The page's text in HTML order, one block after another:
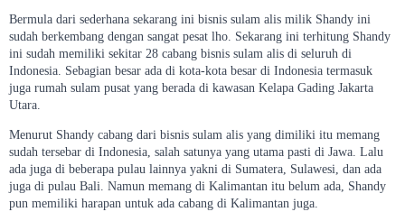
Bermula dari sederhana sekarang ini bisnis sulam alis milik Shandy ini
sudah berkembang dengan sangat pesat lho. Sekarang ini terhitung Shandy
ini sudah memiliki sekitar 28 cabang bisnis sulam alis di seluruh di
Indonesia. Sebagian besar ada di kota-kota besar di Indonesia termasuk
juga rumah sulam pusat yang berada di kawasan Kelapa Gading Jakarta
Utara.
Menurut Shandy cabang dari bisnis sulam alis yang dimiliki itu memang
sudah tersebar di Indonesia, salah satunya yang utama pasti di Jawa. Lalu
ada juga di beberapa pulau lainnya yakni di Sumatera, Sulawesi, dan ada
juga di pulau Bali. Namun memang di Kalimantan itu belum ada, Shandy
pun memiliki harapan untuk ada cabang di Kalimantan juga.